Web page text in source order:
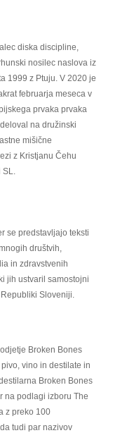
diska discipline,
nosilec naslova iz
1999 z Ptuju. V 2020 je
februarja meseca v
prvaka prvaka
na družinski
mišične
z Kristjanu Čehu
SL.
se predstavljajo teksti
društvih,
in zdravstvenih
jih ustvaril samostojni
Sloveniji.
Broken Bones
vino in destilate in
Broken Bones
na podlagi izboru The
z preko 100
tudi par nazivov